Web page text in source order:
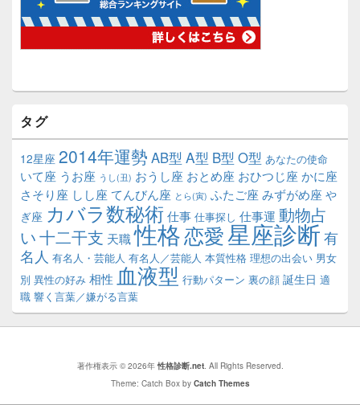
タグ
12星座 2014年運勢 AB型 A型 B型 O型 あなたの使命
いて座 うお座 うし(丑) おうし座 おとめ座 おひつじ座 かに座
さそり座 しし座 てんびん座 とら(寅) ふたご座 みずがめ座 や
ぎ座 カバラ数秘術 仕事 仕事探し 仕事運 動物占
い十二干支 天職性格恋愛星座診断有
名人 有名人・芸能人 有名人／芸能人 本質性格 理想の出会い 男女
別 異性の好み 相性 血液型 行動パターン 裏の顔 誕生日 適
職 響く言葉／嫌がる言葉
著作権表示 © 2026年 性格診断.net. All Rights Reserved.
Theme: Catch Box by Catch Themes